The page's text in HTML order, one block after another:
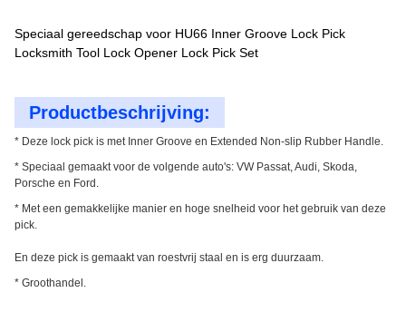
Speciaal gereedschap voor HU66 Inner Groove Lock Pick
Locksmith Tool Lock Opener Lock Pick Set
Productbeschrijving:
* Deze lock pick is met Inner Groove en Extended Non-slip Rubber Handle.
* Speciaal gemaakt voor de volgende auto's: VW Passat, Audi, Skoda,
Porsche en Ford.
* Met een gemakkelijke manier en hoge snelheid voor het gebruik van deze
pick.
En deze pick is gemaakt van roestvrij staal en is erg duurzaam.
* Groothandel.